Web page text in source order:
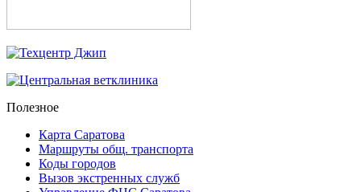
Полезное
Карта Саратова
Маршруты общ. транспорта
Коды городов
Вызов экстренных служб